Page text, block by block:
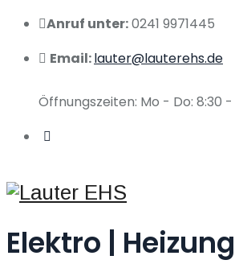
Anruf unter:0241 9971445
Email:lauter@lauterehs.de
Öffnungszeiten: Mo - Do: 8:30 -
Elektro |